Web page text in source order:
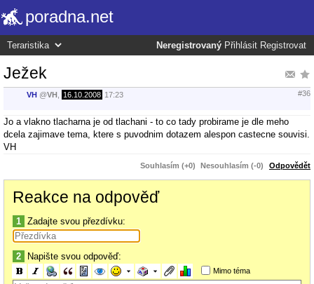
poradna.net
Neregistrovaný Přihlásit Registrovat
Ježek
VH @VH 16.10.2008 17:23 #36
Jo a vlakno tlacharna je od tlachani - to co tady probirame je dle meho
dcela zajimave tema, ktere s puvodnim dotazem alespon castecne souvisi.
VH
Souhlasím (+0) Nesouhlasím (-0) Odpovědět
Reakce na odpověď
1 Zadajte svou přezdívku:
2 Napište svou odpověď:
Mimo téma